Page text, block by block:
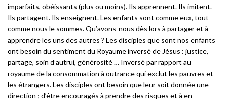
imparfaits, obéissants (plus ou moins). Ils apprennent. Ils imitent.
Ils partagent. Ils enseignent. Les enfants sont comme eux, tout
comme nous le sommes. Qu’avons-nous dès lors à partager et à
apprendre les uns des autres ? Les disciples que sont nos enfants
ont besoin du sentiment du Royaume inversé de Jésus : justice,
partage, soin d’autrui, générosité … Inversé par rapport au
royaume de la consommation à outrance qui exclut les pauvres et
les étrangers. Les disciples ont besoin que leur soit donnée une
direction ; d’être encouragés à prendre des risques et à en